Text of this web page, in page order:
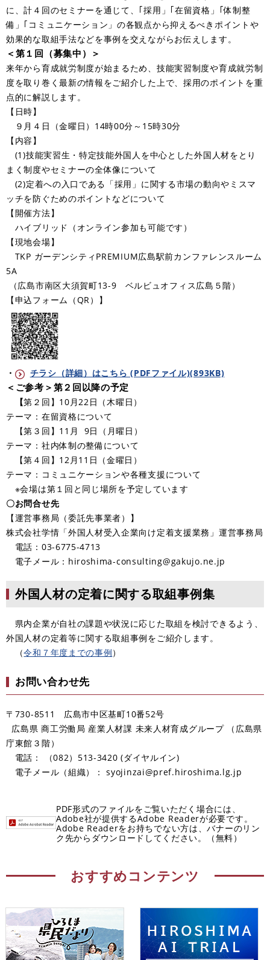
に、計４回のセミナーを通じて、｢採用」｢在留資格」｢体制整
備」｢コミュニケーション」の各観点から抑えるべきポイントや
効果的な取組手法などを事例を交えながらお伝えします。
＜第１回（募集中）＞
​来年から育成就労制度が始まるため、技能実習制度や育成就労制
度を取り巻く最新の情報をご紹介した上で、採用のポイントを重
点的に解説します。
【日時】
９月４日（金曜日）14時00分～15時30分
【内容】
(1)技能実習生・特定技能外国人を中心とした外国人材をとり
まく制度やセミナーの全体像について
(2)定着への入口である「採用」に関する市場の動向やミスマ
ッチを防ぐためのポイントなどについて
【開催方法】
ハイブリッド（オンライン参加も可能です）
【現地会場】
TKP ガーデンシティPREMIUM広島駅前カンファレンスルーム
5A
（広島市南区大須賀町13-9 ベルビュオフィス広島５階）
【申込フォーム（QR）】
・ チラシ（詳細）はこちら (PDFファイル)(893KB)
＜ご参考＞第２回以降の予定
​ 【第２回】10月22日（木曜日）
テーマ：在留資格について
【第３回】11月 9日（月曜日）
テーマ：社内体制の整備について
【第４回】12月11日（金曜日）
テーマ：コミュニケーションや各種支援について
※会場は第１回と同じ場所を予定しています
〇お問合せ先
【運営事務局（委託先事業者）】
株式会社学情「外国人材受入企業向け定着支援業務」運営事務局
電話：03-6775-4713
電子メール：hiroshima-consulting@gakujo.ne.jp
外国人材の定着に関する取組事例集
県内企業が自社の課題や状況に応じた取組を検討できるよう、
外国人材の定着等に関する取組事例をご紹介します。
（令和７年度までの事例）
お問い合わせ先
〒730-8511 広島市中区基町10番52号
広島県 商工労働局 産業人材課 未来人材育成グループ （広島県
庁東館３階）
電話： （082）513-3420 (ダイヤルイン)
電子メール（組織）： syojinzai@pref.hiroshima.lg.jp
PDF形式のファイルをご覧いただく場合には、
Adobe社が提供するAdobe Readerが必要です。
Adobe Readerをお持ちでない方は、バナーのリン
ク先からダウンロードしてください。（無料）
おすすめコンテンツ